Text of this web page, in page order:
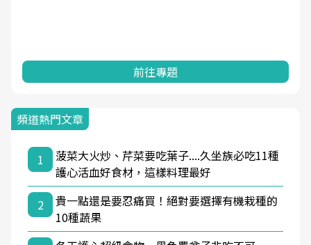
前往專題
頻道熱門文章
1
菠菜大火炒、芹菜要吃葉子....久坐族必吃11種
護心活血好食材，這樣料理最好
2
貴一點還是要忍痛買！絕對要選擇有機栽種的
10種蔬果